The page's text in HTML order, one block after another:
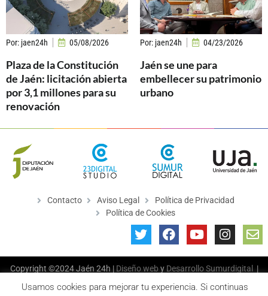
Por: jaen24h 05/08/2026
Plaza de la Constitución
de Jaén: licitación abierta
por 3,1 millones para su
renovación
Por: jaen24h 04/23/2026
Jaén se une para
embellecer su patrimonio
urbano
Contacto Aviso Legal
Política de Privacidad
Política de Cookies
Copyright ©2024 Jaén 24h | Diseño weby Desarrollo Sumurdigital
|
Usamos cookies para mejorar tu experiencia. Si continuas